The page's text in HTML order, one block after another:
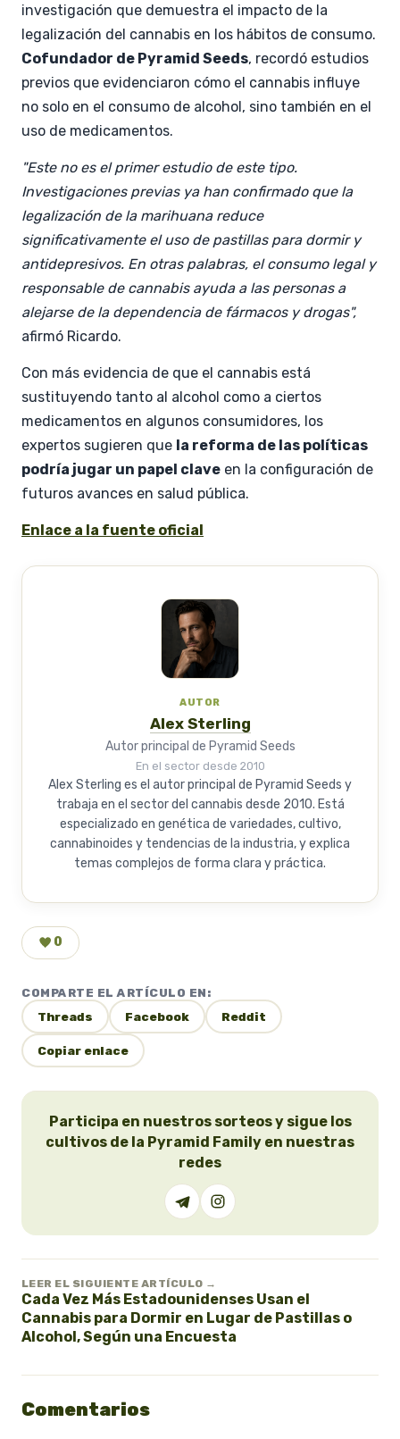
investigación que demuestra el impacto de la
legalización del cannabis en los hábitos de consumo.
Cofundador de Pyramid Seeds, recordó estudios
previos que evidenciaron cómo el cannabis influye
no solo en el consumo de alcohol, sino también en el
uso de medicamentos.
"Este no es el primer estudio de este tipo.
Investigaciones previas ya han confirmado que la
legalización de la marihuana reduce
significativamente el uso de pastillas para dormir y
antidepresivos. En otras palabras, el consumo legal y
responsable de cannabis ayuda a las personas a
alejarse de la dependencia de fármacos y drogas",
afirmó Ricardo.
Con más evidencia de que el cannabis está
sustituyendo tanto al alcohol como a ciertos
medicamentos en algunos consumidores, los
expertos sugieren que la reforma de las políticas
podría jugar un papel clave en la configuración de
futuros avances en salud pública.
Enlace a la fuente oficial
AUTOR
Alex Sterling
Autor principal de Pyramid Seeds
En el sector desde 2010
Alex Sterling es el autor principal de Pyramid Seeds y
trabaja en el sector del cannabis desde 2010. Está
especializado en genética de variedades, cultivo,
cannabinoides y tendencias de la industria, y explica
temas complejos de forma clara y práctica.
0
COMPARTE EL ARTÍCULO EN:
Threads Facebook Reddit
Copiar enlace
Participa en nuestros sorteos y sigue los
cultivos de la Pyramid Family en nuestras
redes
LEER EL SIGUIENTE ARTÍCULO →
Cada Vez Más Estadounidenses Usan el
Cannabis para Dormir en Lugar de Pastillas o
Alcohol, Según una Encuesta
Comentarios